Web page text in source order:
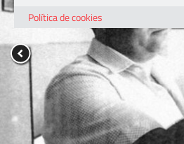
Política de cookies